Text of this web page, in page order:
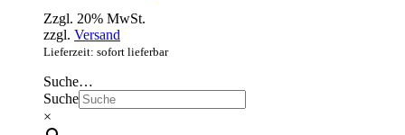
Zzgl. 20% MwSt.
zzgl. Versand
Lieferzeit: sofort lieferbar
Suche…
Suche
×